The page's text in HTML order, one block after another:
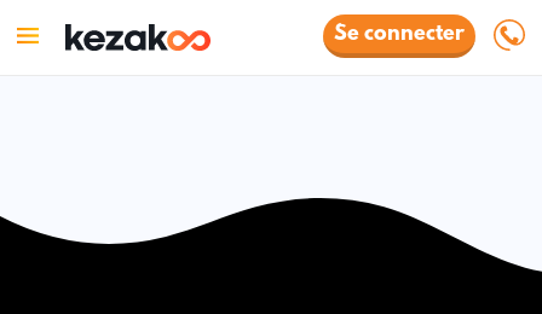
Se connecter